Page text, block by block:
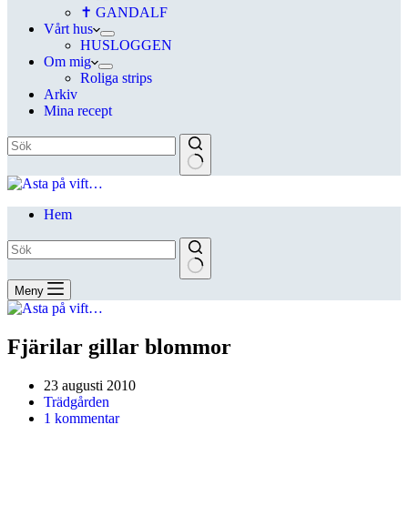
✝ GANDALF
Vårt hus
HUSLOGGEN
Om mig
Roliga strips
Arkiv
Mina recept
Hem
Meny
Fjärilar gillar blommor
23 augusti 2010
Trädgården
1 kommentar